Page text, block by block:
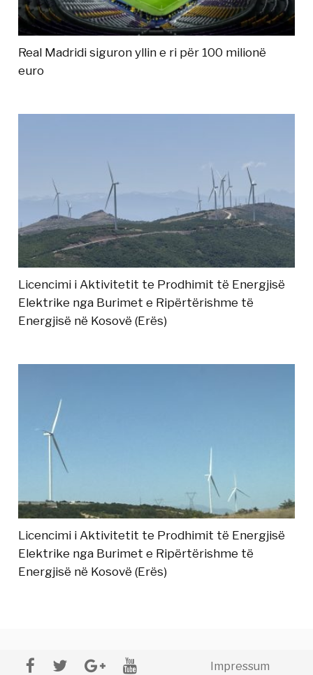
Real Madridi siguron yllin e ri për 100 milionë
euro
Licencimi i Aktivitetit te Prodhimit të Energjisë
Elektrike nga Burimet e Ripërtërishme të
Energjisë në Kosovë (Erës)
Licencimi i Aktivitetit te Prodhimit të Energjisë
Elektrike nga Burimet e Ripërtërishme të
Energjisë në Kosovë (Erës)
Impressum